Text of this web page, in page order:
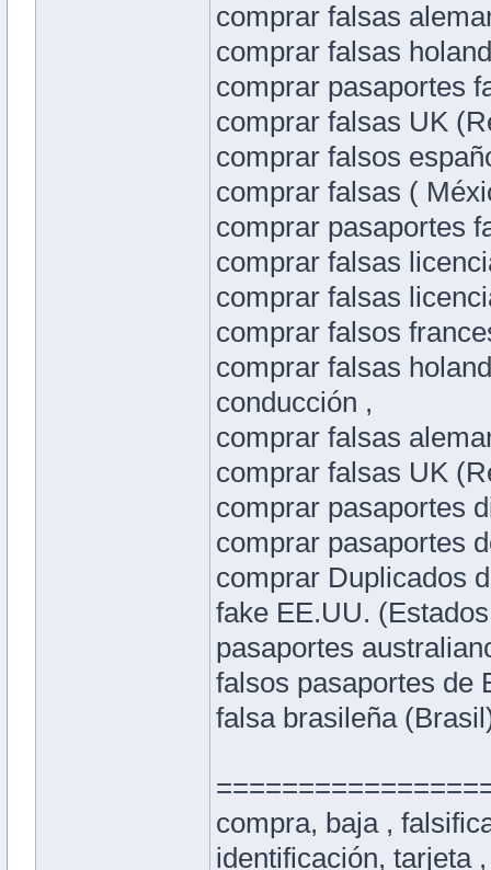
comprar falsas
comprar falsas
comprar pasaportes
comprar falsas UK
comprar falsos
comprar falsas (
comprar pasaportes
comprar falsas
comprar falsas
comprar falsos
comprar falsas
conducción ,
comprar falsas
comprar falsas UK
comprar pasaportes
comprar pasaportes
comprar Duplicados
fake EE.UU.
pasaportes
falsos pasaportes de
falsa brasileña
compra, baja ,
identificación, tarjeta